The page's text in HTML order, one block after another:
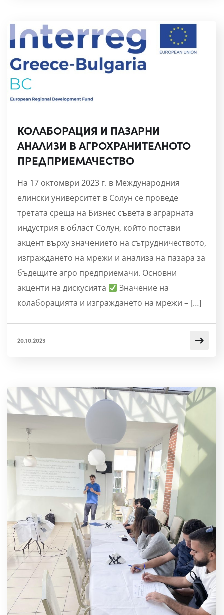
КОЛАБОРАЦИЯ И ПАЗАРНИ
АНАЛИЗИ В АГРОХРАНИТЕЛНОТО
ПРЕДПРИЕМАЧЕСТВО
На 17 октомври 2023 г. в Международния
елински университет в Солун се проведе
третата среща на Бизнес съвета в аграрната
индустрия в област Солун, който постави
акцент върху значението на сътрудничеството,
изграждането на мрежи и анализа на пазара за
бъдещите агро предприемачи. Основни
акценти на дискусията
Значение на
колаборацията и изграждането на мрежи – […]
20.10.2023